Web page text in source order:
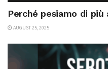
Perché pesiamo di più
AUGUST 25, 2025